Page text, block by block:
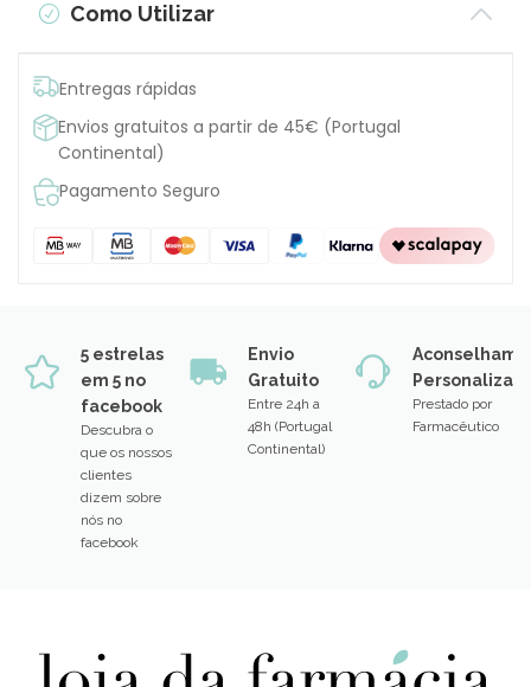
Como Utilizar
Entregas rápidas
Envios gratuitos a partir de 45€ (Portugal
Continental)
Pagamento Seguro
5 estrelas
em 5 no
facebook
Descubra o
que os nossos
clientes
dizem sobre
nós no
facebook
Envio
Gratuito
Entre 24h a
48h (Portugal
Continental)
Prestado por
Farmacêutico